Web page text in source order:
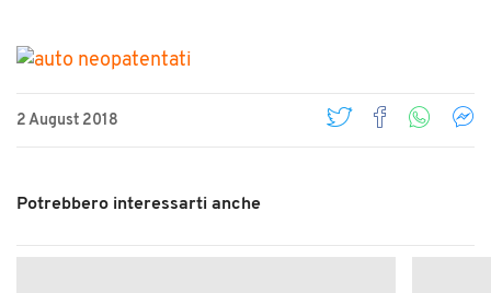
2 August 2018
Potrebbero interessarti anche